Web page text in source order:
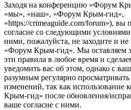
Заходя на конференцию «Форум
«мы», «наш», «Форум Крым-гид»,
«https://crimeaguide.com/forum»), вы
согласие со следующими
ними, пожалуйста, не заходите и
«Форум Крым-гид». Мы оставляем
эти правила в любое время и
уведомить вас об этом, однако с
разумным регулярно просматривать
изменений, так как
Крым-гид» после обновления/
ваше согласие с ними.